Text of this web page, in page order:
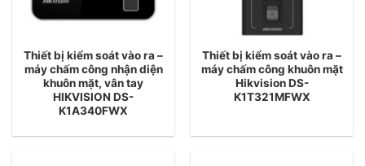
Thiết bị kiểm soát vào ra –
máy chấm công nhận diện
khuôn mặt, vân tay
HIKVISION DS-
K1A340FWX
Thiết bị kiểm soát vào ra –
máy chấm công khuôn mặt
Hikvision DS-
K1T321MFWX